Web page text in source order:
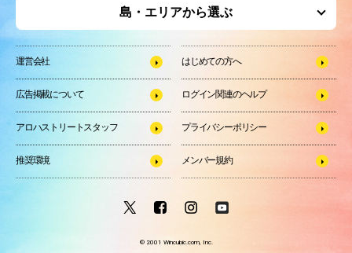
島・エリアから選ぶ
運営会社 はじめての方へ
広告掲載について ログイン関連のヘルプ
アロハストリートスタッフ プライバシーポリシー
推奨環境 メンバー規約
© 2001 Wincubic.com, Inc.